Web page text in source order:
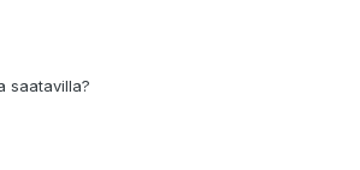
saatavilla?